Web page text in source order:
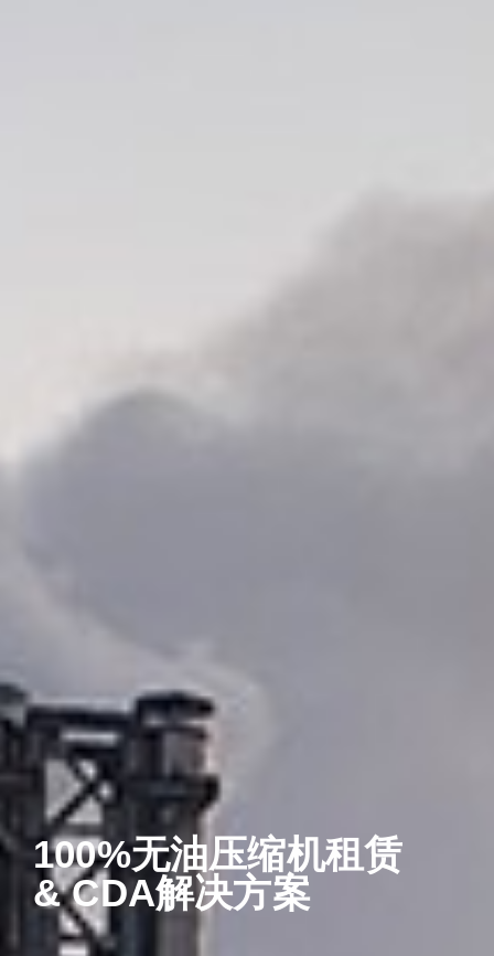
100无油压缩机租赁
cda解决方案